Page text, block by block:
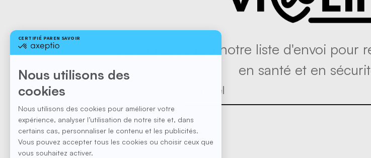
Abonnez-vous à notre liste d'envoi pour
en santé et en